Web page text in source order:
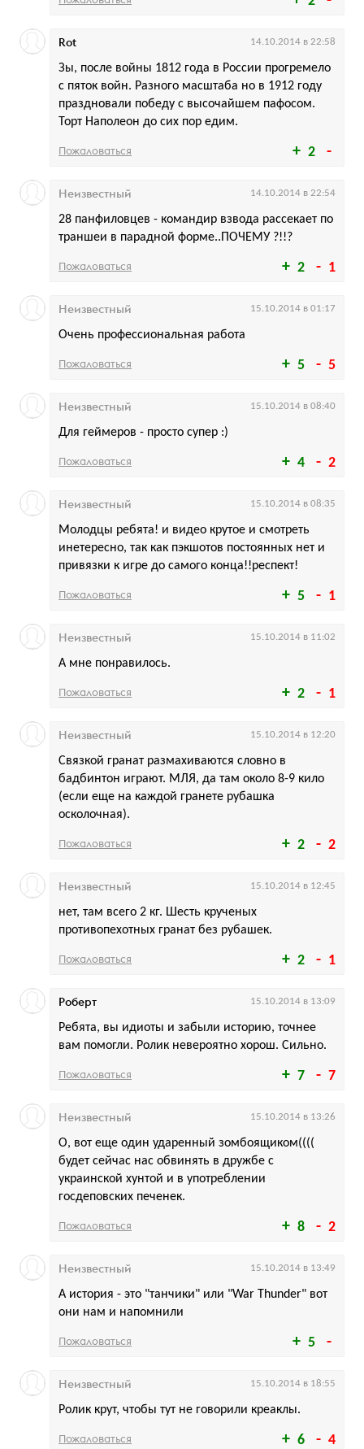
2
Зы, после войны 1812 года в России прогремело
с пяток войн. Разного масштаба но в 1912 году
праздновали победу с высочайшем пафосом.
Торт Наполеон до сих пор едим.
Rot 14.10.2014 в 22:58
Пожаловаться
2 1
28 панфиловцев - командир взвода рассекает по
траншеи в парадной форме..ПОЧЕМУ ?!!?
Неизвестный 14.10.2014 в 22:54
Пожаловаться
5 5
Очень профессиональная работа
Неизвестный 15.10.2014 в 01:17
Пожаловаться
4 2
Для геймеров - просто супер :)
Неизвестный 15.10.2014 в 08:40
Пожаловаться
5 1
Молодцы ребята! и видео крутое и смотреть
инетересно, так как пэкшотов постоянных нет и
привязки к игре до самого конца!!респект!
Неизвестный 15.10.2014 в 08:35
Пожаловаться
2 1
А мне понравилось.
Неизвестный 15.10.2014 в 11:02
Пожаловаться
2 2
Связкой гранат размахиваются словно в
бадбинтон играют. МЛЯ, да там около 8-9 кило
(если еще на каждой гранете рубашка
осколочная).
Неизвестный 15.10.2014 в 12:20
Пожаловаться
2 1
нет, там всего 2 кг. Шесть крученых
противопехотных гранат без рубашек.
Неизвестный 15.10.2014 в 12:45
Пожаловаться
7 7
Ребята, вы идиоты и забыли историю, точнее
вам помогли. Ролик невероятно хорош. Сильно.
Роберт 15.10.2014 в 13:09
Пожаловаться
8 2
О, вот еще один ударенный зомбоящиком((((
будет сейчас нас обвинять в дружбе с
украинской хунтой и в употреблении
госдеповских печенек.
Неизвестный 15.10.2014 в 13:26
Пожаловаться
5
А история - это "танчики" или "War Thunder" вот
они нам и напомнили
Неизвестный 15.10.2014 в 13:49
Пожаловаться
6 4
Ролик крут, чтобы тут не говорили креаклы.
Неизвестный 15.10.2014 в 18:55
Пожаловаться